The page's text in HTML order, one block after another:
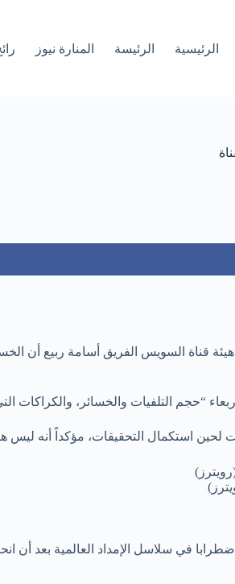
الرئيسية الرئیسة المنارة نيوز
قناة السويس الفريق أسامة ربيع أن
“حجم التلفيات والخسائر، والكراكات
استكمال التحقيقات، مؤكداً أنه ليس